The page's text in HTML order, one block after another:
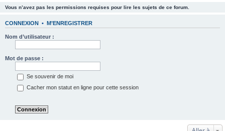
Vous n’avez pas les permissions requises pour lire les sujets de ce forum.
CONNEXION • M’ENREGISTRER
Nom d’utilisateur :
Mot de passe :
Se souvenir de moi
Cacher mon statut en ligne pour cette session